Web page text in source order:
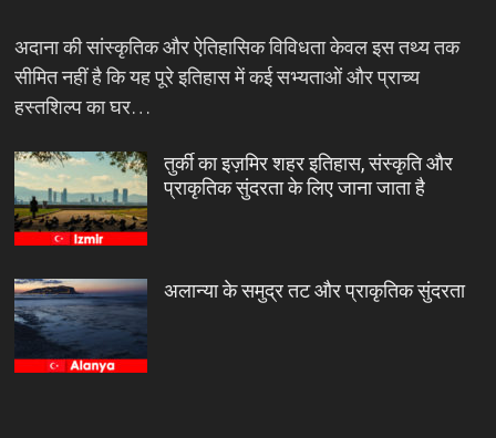
अदाना की सांस्कृतिक और ऐतिहासिक विविधता केवल इस तथ्य तक
सीमित नहीं है कि यह पूरे इतिहास में कई सभ्यताओं और प्राच्य
हस्तशिल्प का घर…
तुर्की का इज़मिर शहर इतिहास, संस्कृति और
प्राकृतिक सुंदरता के लिए जाना जाता है
अलान्या के समुद्र तट और प्राकृतिक सुंदरता